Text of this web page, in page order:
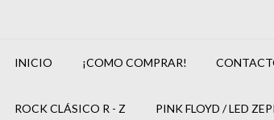
INICIO ¡COMO COMPRAR!
ROCK CLÁSICO R - Z PINK FLOYD / LED